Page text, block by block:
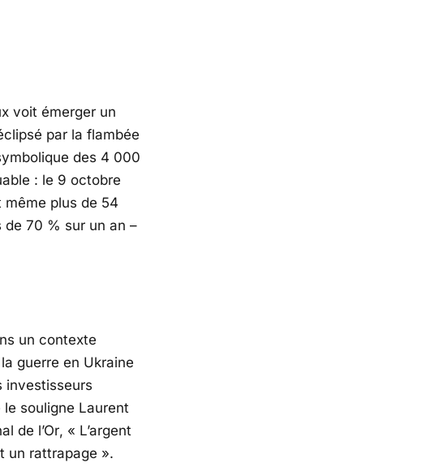
voit émerger un
par la flambée
des 4 000
: le 9 octobre
même plus de 54
de 70 % sur un an –
un contexte
guerre en Ukraine
investisseurs
le souligne Laurent
de l’Or, « L’argent
un rattrapage ».